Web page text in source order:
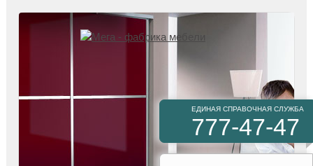
ЕДИНАЯ СПРАВОЧНАЯ СЛУЖБА
777-47-47